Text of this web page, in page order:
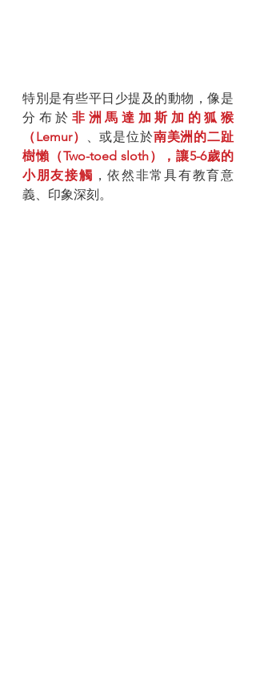
特別是有些平日少提及的動物，像是
分布於 非洲馬達加斯加的狐猴
（Lemur）
、或是位於南美洲的二趾
樹懶（Two-toed sloth），讓5-6歲的
小朋友接觸 ，依然非常具有教育意
義、印象深刻。